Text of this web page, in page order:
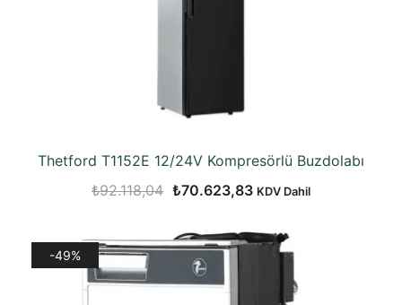
Thetford T1152E 12/24V Kompresörlü Buzdolabı
₺92.118,04 Orijinal
₺92.118,04.
₺70.623,83Şu
fiyat:
₺70.623,83.
KDV Dahil
-49%